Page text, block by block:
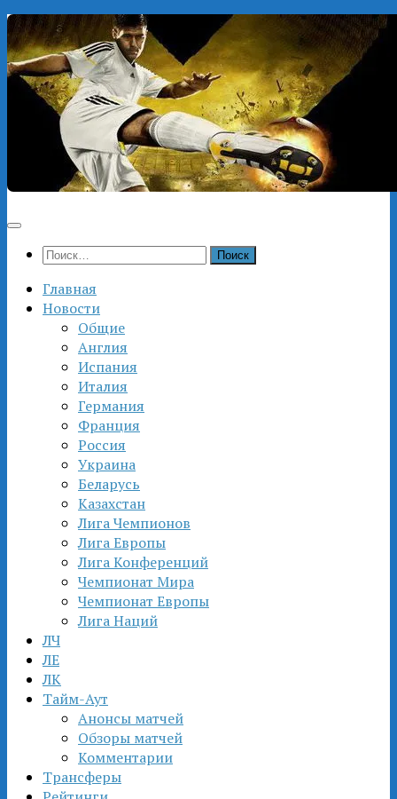
Перейти
к
содержимому
Найти:
Главная
Новости
Общие
Англия
Испания
Италия
Германия
Франция
Россия
Украина
Беларусь
Казахстан
Лига Чемпионов
Лига Европы
Лига Конференций
Чемпионат Мира
Чемпионат Европы
Лига Наций
ЛЧ
ЛЕ
ЛК
Тайм-Аут
Анонсы матчей
Обзоры матчей
Комментарии
Трансферы